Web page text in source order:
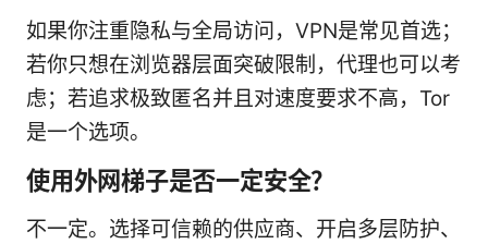
如果你注重隐私与全局访问，VPN是常见首选；
若你只想在浏览器层面突破限制，代理也可以考
虑；若追求极致匿名并且对速度要求不高，Tor
是一个选项。
使用外网梯子是否一定安全？
不一定。选择可信赖的供应商、开启多层防护、